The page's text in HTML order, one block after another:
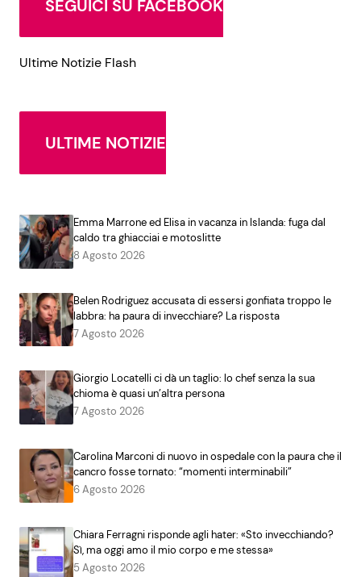
SEGUICI SU FACEBOOK
Ultime Notizie Flash
ULTIME NOTIZIE
Emma Marrone ed Elisa in vacanza in Islanda: fuga dal
caldo tra ghiacciai e motoslitte
8 Agosto 2026
Belen Rodriguez accusata di essersi gonfiata troppo le
labbra: ha paura di invecchiare? La risposta
7 Agosto 2026
Giorgio Locatelli ci dà un taglio: lo chef senza la sua
chioma è quasi un’altra persona
7 Agosto 2026
Carolina Marconi di nuovo in ospedale con la paura che il
cancro fosse tornato: “momenti interminabili”
6 Agosto 2026
Chiara Ferragni risponde agli hater: «Sto invecchiando?
Sì, ma oggi amo il mio corpo e me stessa»
5 Agosto 2026